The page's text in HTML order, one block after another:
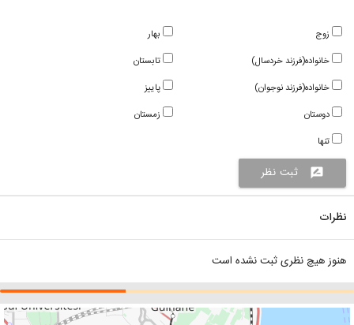
بهار
تابستان
پاییز
زمستان
زوج
خانواده(فرزند خردسال)
خانواده(فرزند نوجوان)
دوستان
تنها
rate_review ثبت نظر
نظرات
هنوز هیچ نظری ثبت نشده است